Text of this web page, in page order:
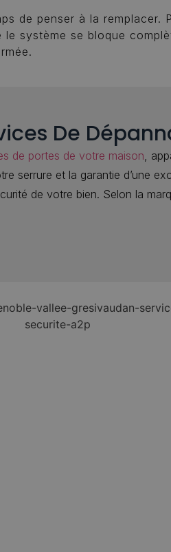
de penser à la remplacer.
le système se bloque
De
de portes de votre maison,
serrure et la garantie d’une
de votre bien. Selon la